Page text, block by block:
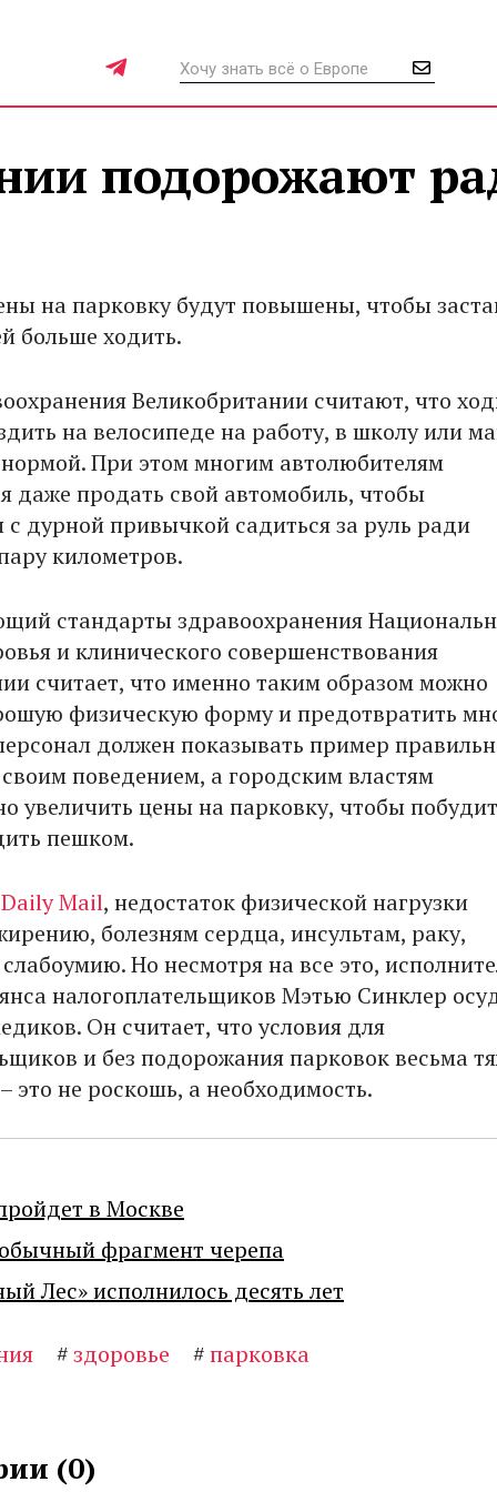
подорожают
на парковку будут повышены, чтобы
больше ходить.
Великобритании считают, что
на велосипеде на работу, в школу или
При этом многим автолюбителям
даже продать свой автомобиль, чтобы
с дурной привычкой садиться за руль ради
километров.
стандарты здравоохранения
и клинического совершенствования
считает, что именно таким образом можно
физическую форму и предотвратить
должен показывать пример
поведением, а городским властям
увеличить цены на парковку, чтобы
пешком.
Daily Mail, недостаток физической нагрузки
болезням сердца, инсультам, раку,
Но несмотря на все это,
налогоплательщиков Мэтью Синклер
Он считает, что условия для
и без подорожания парковок весьма
это не роскошь, а необходимость.
в Москве
фрагмент черепа
Лес» исполнилось десять лет
#здоровье #парковка
(0)